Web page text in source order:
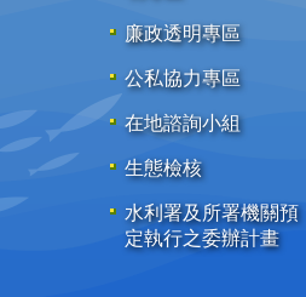
廉政透明專區
公私協力專區
在地諮詢小組
生態檢核
水利署及所署機關預
定執行之委辦計畫